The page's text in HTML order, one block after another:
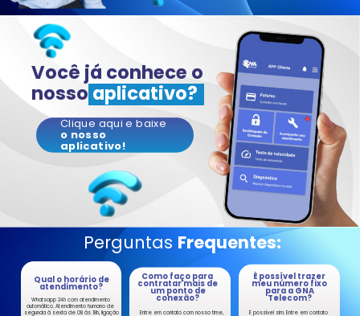
Você já conhece o
nosso aplicativo?
Clique aqui e baixe
o nosso
aplicativo!
Perguntas Frequentes:
Qual o horário de
​atendimento?
Whatsapp 24h com atendimento ​
automático. Atendimento humano de ​
segunda à sexta de 08 às 18h, ligação
Como faço para ​
contratar mais de
um ​ponto de
conexão?
Entre em contato com nosso time, ​
É possível trazer
meu ​número fixo
para a ​GNA
Telecom?
É possível sim. Entre em contato ​